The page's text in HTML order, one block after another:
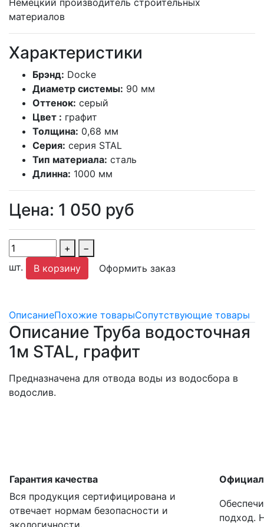
материалов
Характеристики
Брэнд: Docke
Диаметр системы: 90 мм
Оттенок: серый
Цвет : графит
Толщина: 0,68 мм
Серия: серия STAL
Тип материала: сталь
Длинна: 1000 мм
Цена: 1 050 руб
+
−
шт.
В корзину Оформить заказ
ОписаниеПохожие товарыСопутствующие товары
Описание Труба водосточная
1м STAL, графит
Предназначена для отвода воды из водосбора в
водослив.
Гарантия качества
Вся продукция сертифицирована и
отвечает нормам безопасности и
экологичности.
подход.